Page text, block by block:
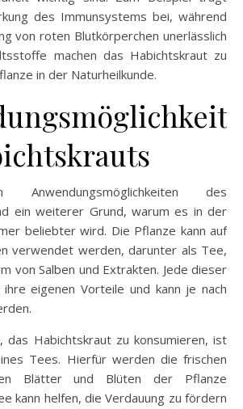
des Immunsystems bei, während
von roten Blutkörperchen unerlässlich
machen das Habichtskraut zu
in der Naturheilkunde.
Anwendungsmöglichkeiten des
ein weiterer Grund, warum es in der
beliebter wird. Die Pflanze kann auf
verwendet werden, darunter als Tee,
von Salben und Extrakten. Jede dieser
ihre eigenen Vorteile und kann je nach
das Habichtskraut zu konsumieren, ist
Tees. Hierfür werden die frischen
Blätter und Blüten der Pflanze
kann helfen, die Verdauung zu fördern